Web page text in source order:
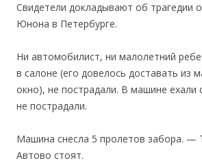
Свидетели докладывают об трагедии
Юнона в Петербурге.
Ни автомобилист, ни малолетний
в салоне (его довелось доставать из
окно), не пострадали. В машине ехали
не пострадали.
Машина снесла 5 пролетов забора. —
Автово стоят.